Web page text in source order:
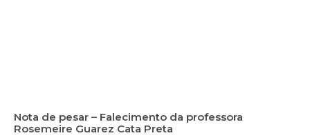
Nota de pesar – Falecimento da professora
Rosemeire Guarez Cata Preta